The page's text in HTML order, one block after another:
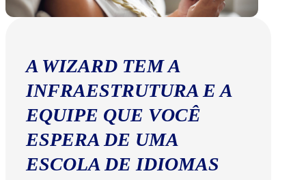
A WIZARD TEM A
INFRAESTRUTURA E A
EQUIPE QUE VOCÊ
ESPERA DE UMA
ESCOLA DE IDIOMAS